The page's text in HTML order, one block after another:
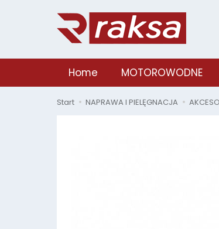
Home MOTOROWODNE
Start NAPRAWA I PIELĘGNACJA